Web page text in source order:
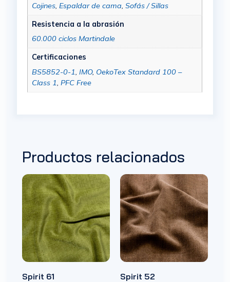
Cojines, Espaldar de cama Sofás / Sillas
Resistencia a la abrasión
60.000 ciclos Martindale
Certificaciones
BS5852-0-1, IMO, OekoTex Standard 100 –
Class 1, PFC Free
Productos relacionados
Spirit 61 Spirit 52